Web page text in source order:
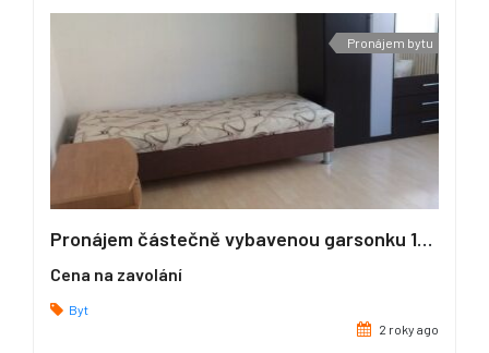
Pronájem bytu
Pronájem částečně vybavenou garsonku 1+kk o velikosti 26 m2, Kladno
Cena na zavolání
Byt
2 roky ago